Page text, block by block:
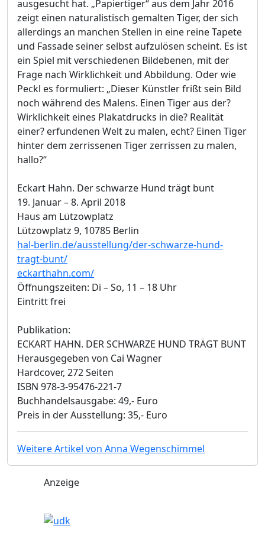
ausgesucht hat. „Papiertiger“ aus dem Jahr 2016
zeigt einen naturalistisch gemalten Tiger, der sich
allerdings an manchen Stellen in eine reine Tapete
und Fassade seiner selbst aufzulösen scheint. Es ist
ein Spiel mit verschiedenen Bildebenen, mit der
Frage nach Wirklichkeit und Abbildung. Oder wie
Peckl es formuliert: „Dieser Künstler frißt sein Bild
noch während des Malens. Einen Tiger aus der?
Wirklichkeit eines Plakatdrucks in die? Realität
einer? erfundenen Welt zu malen, echt? Einen Tiger
hinter dem zerrissenen Tiger zerrissen zu malen,
hallo?“
Eckart Hahn. Der schwarze Hund trägt bunt
19. Januar – 8. April 2018
Haus am Lützowplatz
Lützowplatz 9, 10785 Berlin
hal-berlin.de/ausstellung/der-schwarze-hund-
tragt-bunt/
eckarthahn.com/
Öffnungszeiten: Di – So, 11 – 18 Uhr
Eintritt frei
Publikation:
ECKART HAHN. DER SCHWARZE HUND TRÄGT BUNT
Herausgegeben von Cai Wagner
Hardcover, 272 Seiten
ISBN 978-3-95476-221-7
Buchhandelsausgabe: 49,- Euro
Preis in der Ausstellung: 35,- Euro
Weitere Artikel von Anna Wegenschimmel
Anzeige